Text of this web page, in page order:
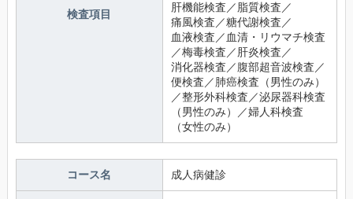
検査項目
肝機能検査／脂質検査／
痛風検査／糖代謝検査／
血液検査／血清・リウマチ検査
／梅毒検査／肝炎検査／
消化器検査／腹部超音波検査／
便検査／肺癌検査（男性のみ）
／整形外科検査／泌尿器科検査
（男性のみ）／婦人科検査
（女性のみ）
コース名 成人病健診